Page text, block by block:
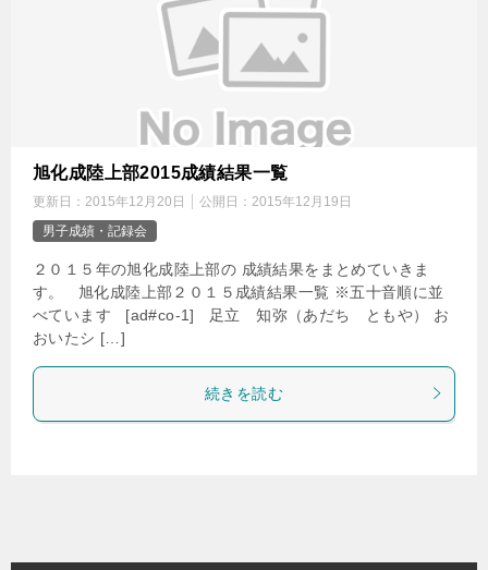
旭化成陸上部2015成績結果一覧
更新日： 2015年12月20日 公開日： 2015年12月19日
男子成績・記録会
２０１５年の旭化成陸上部の 成績結果をまとめていきま
す。 旭化成陸上部２０１５成績結果一覧 ※五十音順に並
べています [ad#co-1] 足立 知弥（あだち ともや） お
おいたシ […]
続きを読む